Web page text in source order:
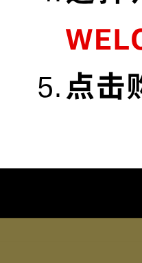
最新技术上的Apex英
受超快的连接速度。
雄加速器VPN的评